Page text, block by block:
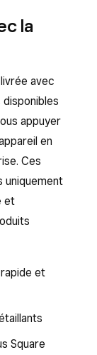
la
avec
appuyer
en
Ces
uniquement
et
et
Square